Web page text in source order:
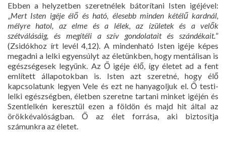
Ebben a helyzetben szeretnélek bátorítani Isten igéjével:
„Mert Isten igéje élő és ható, élesebb minden kétélű kardnál,
mélyre hatol, az elme és a lélek, az ízületek és a velők
szétválásáig, és megítéli a szív gondolatait és szándékait.”
(Zsidókhoz írt levél 4,12). A mindenható Isten igéje képes
megadni a lelki egyensúlyt az életünkben, hogy mentálisan is
egészségesek legyünk. Az Ő igéje élő, így életet ad a fent
említett állapotokban is. Isten azt szeretné, hogy élő
kapcsolatunk legyen Vele és ezt ne hanyagoljuk el. Ő testi-
lelki egészségben, életben szeretne tartani minket igéjén és
Szentlelkén keresztül ezen a földön és majd hit által az
örökkévalóságban. Ő az élet forrása, aki biztosítja
számunkra az életet.